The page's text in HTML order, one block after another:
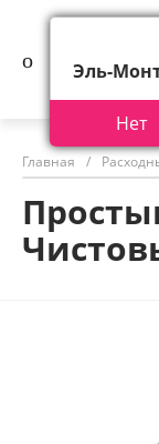
Главная /
Эль-
Нет